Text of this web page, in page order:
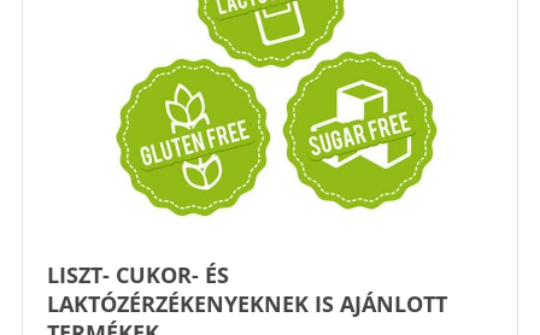
LISZT- CUKOR- ÉS
LAKTÓZÉRZÉKENYEKNEK IS AJÁNLOTT